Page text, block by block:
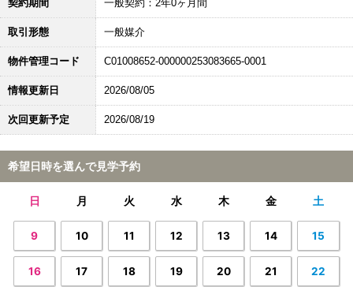
契約期間 一般契約：2年0ヶ月間
取引形態 一般媒介
物件管理コード C01008652-000000253083665-0001
情報更新日 2026/08/05
次回更新予定 2026/08/19
希望日時を選んで見学予約
日 月 火 水 木 金 土
9 10 11 12 13 14 15
16 17 18 19 20 21 22